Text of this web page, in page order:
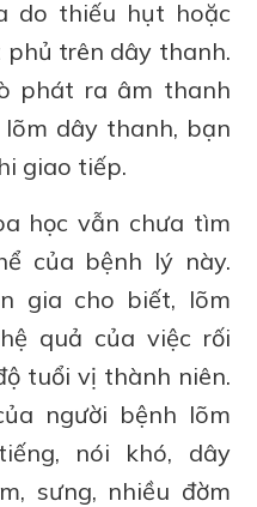
do thiếu hụt hoặc
trên dây thanh.
phát ra âm thanh
dây thanh, bạn
giao tiếp.
học vẫn chưa tìm
của bệnh lý này.
gia cho biết, lõm
quả của việc rối
tuổi vị thành niên.
người bệnh lõm
nói khó, dây
sưng, nhiều đờm